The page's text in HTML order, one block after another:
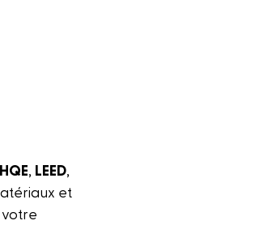
HQE, LEED,
et